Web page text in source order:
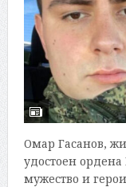
Омар Гасанов,
удостоен
мужество и